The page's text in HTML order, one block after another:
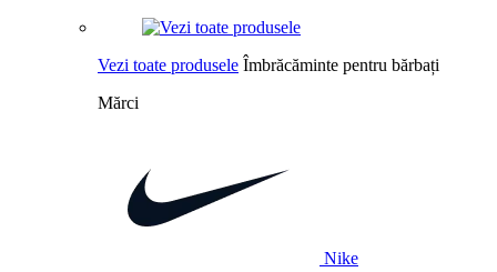
Vezi toate produsele Îmbrăcăminte pentru bărbați
Mărci
Nike